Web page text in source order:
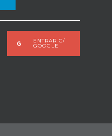
ENTRAR C/
GOOGLE